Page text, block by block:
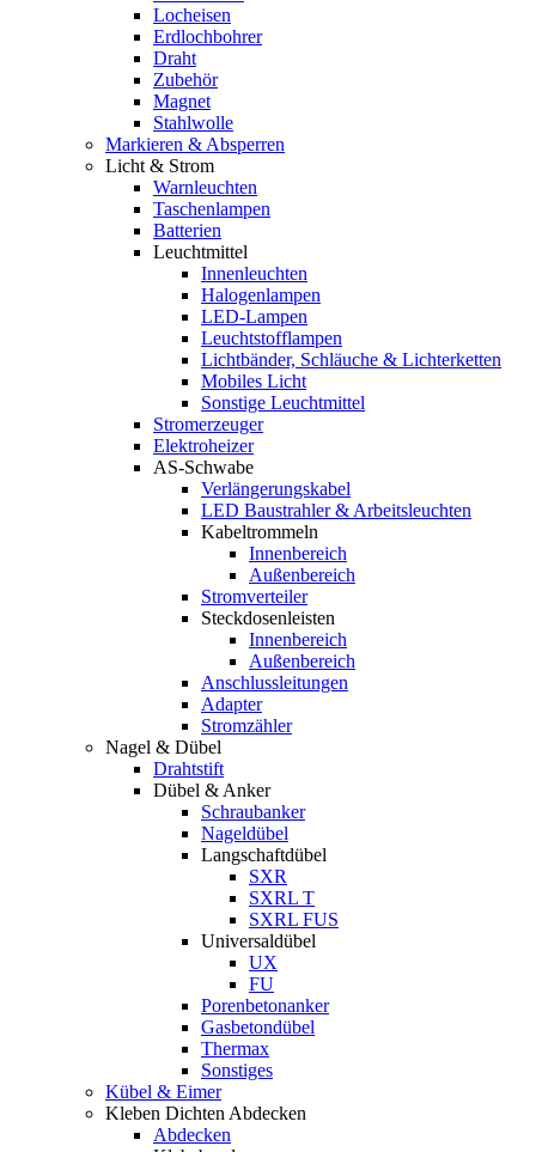
Locheisen
Erdlochbohrer
Draht
Zubehör
Magnet
Stahlwolle
Markieren & Absperren
Licht & Strom
Warnleuchten
Taschenlampen
Batterien
Leuchtmittel
Innenleuchten
Halogenlampen
LED-Lampen
Leuchtstofflampen
Lichtbänder, Schläuche & Lichterketten
Mobiles Licht
Sonstige Leuchtmittel
Stromerzeuger
Elektroheizer
AS-Schwabe
Verlängerungskabel
LED Baustrahler & Arbeitsleuchten
Kabeltrommeln
Innenbereich
Außenbereich
Stromverteiler
Steckdosenleisten
Innenbereich
Außenbereich
Anschlussleitungen
Adapter
Stromzähler
Nagel & Dübel
Drahtstift
Dübel & Anker
Schraubanker
Nageldübel
Langschaftdübel
SXR
SXRL T
SXRL FUS
Universaldübel
UX
FU
Porenbetonanker
Gasbetondübel
Thermax
Sonstiges
Kübel & Eimer
Kleben Dichten Abdecken
Abdecken